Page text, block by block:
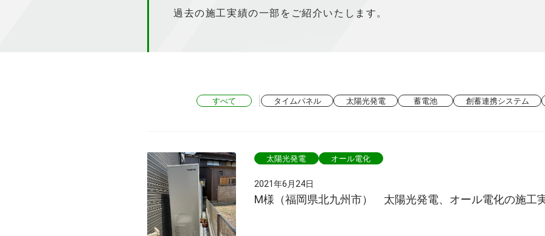
過去の施工実績の一部をご紹介いたします。
すべて タイムパネル 太陽光発電 蓄電池 創蓄連携システム
太陽光発電 オール電化
2021年6月24日
M様（福岡県北九州市） 太陽光発電、オール電化の施工